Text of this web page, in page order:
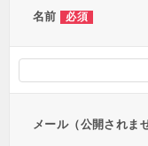
名前 必須
メール（公開されま